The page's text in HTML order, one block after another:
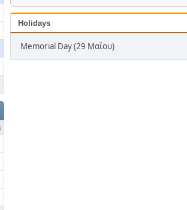
Holidays
Memorial Day (29 Μαΐου)